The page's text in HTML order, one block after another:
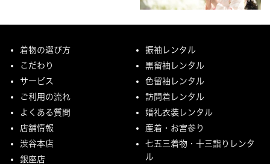
着物の選び方
こだわり
サービス
ご利用の流れ
よくある質問
店舗情報
渋谷本店
銀座店
振袖レンタル
黒留袖レンタル
色留袖レンタル
訪問着レンタル
婚礼衣装レンタル
産着・お宮参り
七五三着物・十三詣りレンタ
ル